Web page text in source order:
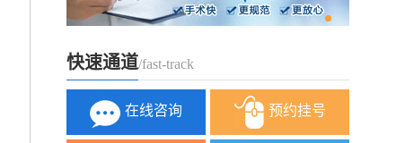
快速通道/fast-track
在线咨询 预约挂号